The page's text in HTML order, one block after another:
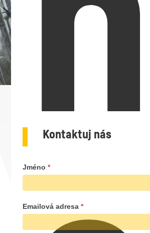
Kontaktuj nás
Kontaktujte
nás
Jméno *
Emailová adresa *